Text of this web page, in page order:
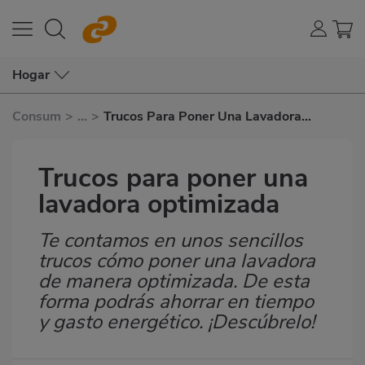
Hogar
Consum > ... > Trucos Para Poner Una Lavadora
Trucos para poner una
lavadora optimizada
Subtítulo
Te contamos en unos sencillos
trucos cómo poner una lavadora
de manera optimizada. De esta
forma podrás ahorrar en tiempo
y gasto energético. ¡Descúbrelo!